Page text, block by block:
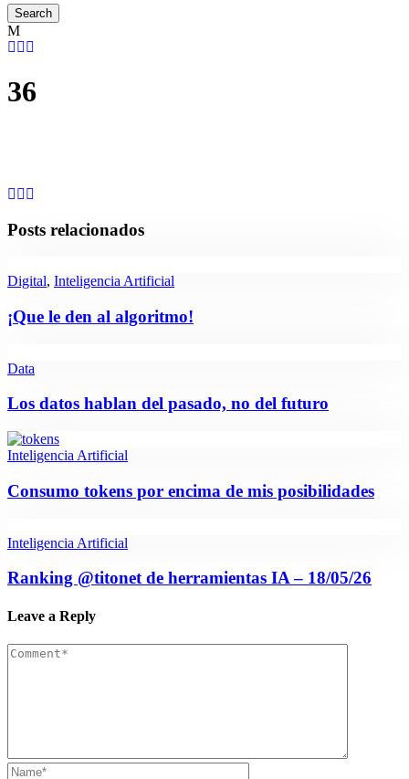
36
Posts relacionados
Digital, Inteligencia Artificial
¡Que le den al algoritmo!
Data
Los datos hablan del pasado, no del futuro
Inteligencia Artificial
Consumo tokens por encima de mis posibilidades
Inteligencia Artificial
Ranking @titonet de herramientas IA – 18/05/26
Leave a Reply